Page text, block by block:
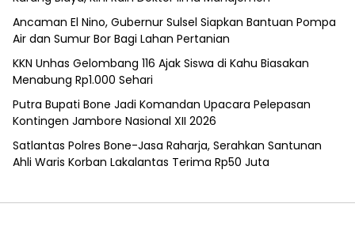
Ancaman El Nino, Gubernur Sulsel Siapkan Bantuan Pompa
Air dan Sumur Bor Bagi Lahan Pertanian
KKN Unhas Gelombang 116 Ajak Siswa di Kahu Biasakan
Menabung Rp1.000 Sehari
Putra Bupati Bone Jadi Komandan Upacara Pelepasan
Kontingen Jambore Nasional XII 2026
Satlantas Polres Bone-Jasa Raharja, Serahkan Santunan
Ahli Waris Korban Lakalantas Terima Rp50 Juta